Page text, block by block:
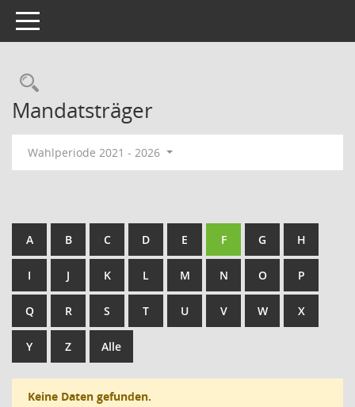
Toggle navigation
Rechercheauswahl
Mandatsträger
Wahlperiode 2021 - 2026
A B C D E F G H
I J K L M N O P
Q R S T U V W X
Y Z Alle
Keine Daten gefunden.